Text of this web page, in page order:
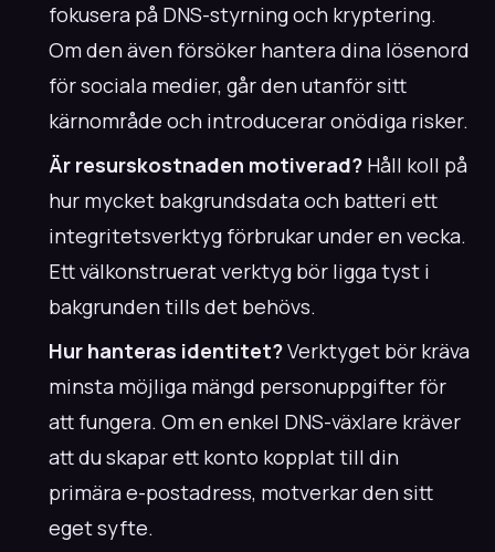
fokusera på DNS-styrning och kryptering.
Om den även försöker hantera dina lösenord
för sociala medier, går den utanför sitt
kärnområde och introducerar onödiga risker.
Är resurskostnaden motiverad? Håll koll på
hur mycket bakgrundsdata och batteri ett
integritetsverktyg förbrukar under en vecka.
Ett välkonstruerat verktyg bör ligga tyst i
bakgrunden tills det behövs.
Hur hanteras identitet?Verktyget bör kräva
minsta möjliga mängd personuppgifter för
att fungera. Om en enkel DNS-växlare kräver
att du skapar ett konto kopplat till din
primära e-postadress, motverkar den sitt
eget syfte.